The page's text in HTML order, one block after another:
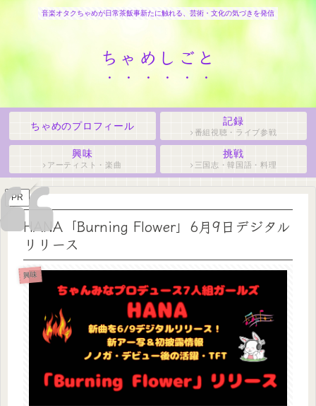
音楽オタクちゃめが日常茶飯事新たに触れる、芸術・文化の気づきを発信
ちゃめしごと
ちゃめのプロフィール 記録
番組視聴・ライブ参戦
興味
アーティスト・楽曲
挑戦
三国志・韓国語・料理
PR
HANA「Burning Flower」6月9日デジタル
リリース
興味